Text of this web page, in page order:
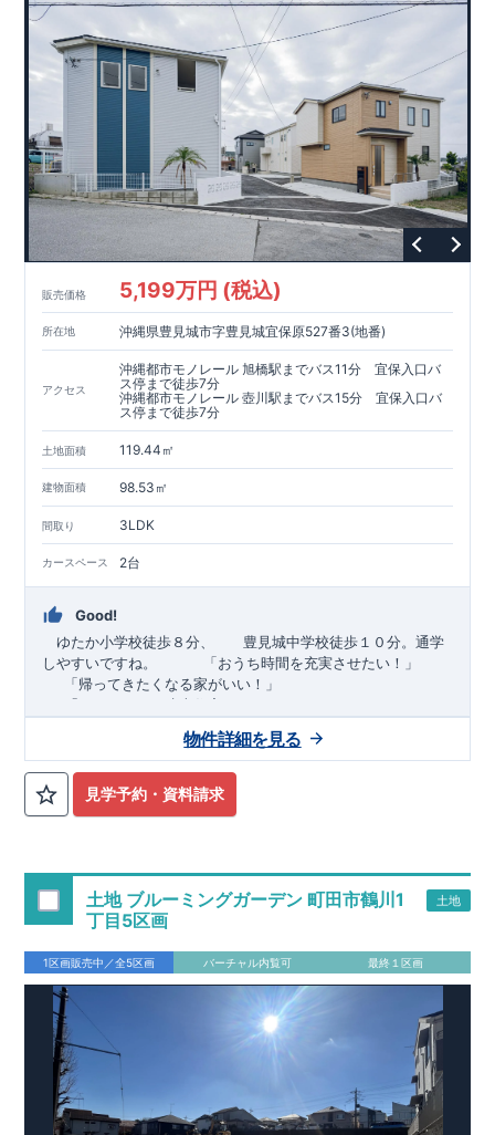
販売価格 5,199万円 (税込)
所在地 沖縄県豊見城市字豊見城宜保原527番3(地番)
アクセス
沖縄都市モノレール 旭橋駅までバス11分 宜保入口バ
ス停まで徒歩7分
沖縄都市モノレール 壺川駅までバス15分 宜保入口バ
ス停まで徒歩7分
土地面積 119.44㎡
建物面積 98.53㎡
間取り 3LDK
カースペース 2台
Good!
ゆたか小学校徒歩８分、 豊見城中学校徒歩１０分。通学
しやすいですね。
「おうち時間を充実させたい！」
「帰ってきたくなる家がいい！」
「おしゃれなら建売住宅もありかも！」
TEL:098-860-2201（火・水曜日定休日、年末年始休み）
■オプションではありません！全棟標準搭載
ム・ガス衣類乾燥機・食洗器・宅配ボックス・玄関電子キー・
成材にヒノキを使用しております！
■長期優良住宅もっと詳しく
「いい家を作って、きちんと手
7つの厳しい技術基準をクリアした物件だけが認定を受けられる
長期優良住宅。
長期優良住宅として認定を受けるためには、国が定めた下記7つ
の技術基準をクリアする必要があります。東栄住宅は全棟でク
リア！①耐震性②劣化対策③維持管理性④住戸面積⑤省エネル
ギー性⑥居住環境⑦維持保全管理
そのほかの魅力として、住宅ローン金利優遇、固定資産税の減
税、中古市場での売却時にも有利です。
住宅性能評価ダブル
取得
「設計」と「建設」のダブルで性
能を評価されています！図面を第三者機関へ提出します。外部
評価委員が建設中に3回、竣工時に1回の現場検査が行われま
当社こだわりの空間アイディアをショート動画で
ご紹介しています。ここをクリック
見学予約・資料請求
物件詳細を見る
土地 ブルーミングガーデン 町田市鶴川1
丁目5区画
土地
1区画販売中／全5区画 バーチャル内覧可 最終１区画